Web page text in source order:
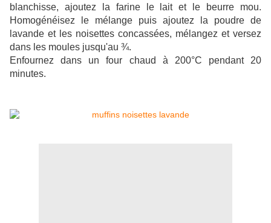
blanchisse, ajoutez la farine le lait et le beurre mou.
Homogénéisez le mélange puis ajoutez la poudre de
lavande et les noisettes concassées, mélangez et versez
dans les moules jusqu'au ¾.
Enfournez dans un four chaud à 200°C pendant 20
minutes.